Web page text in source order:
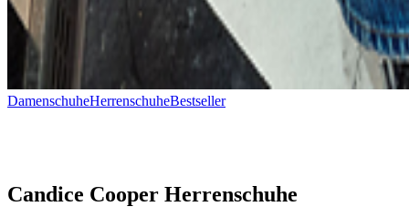
DamenschuheHerrenschuheBestseller
Candice Cooper Herrenschuhe